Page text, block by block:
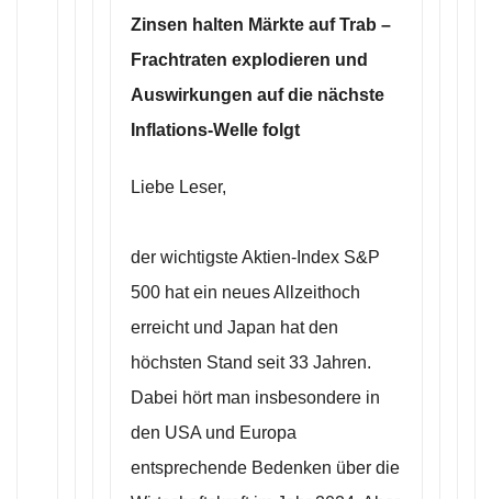
Zinsen halten Märkte auf Trab –
Frachtraten explodieren und
Auswirkungen auf die nächste
Inflations-Welle folgt
Liebe Leser,
der wichtigste Aktien-Index S&P
500 hat ein neues Allzeithoch
erreicht und Japan hat den
höchsten Stand seit 33 Jahren.
Dabei hört man insbesondere in
den USA und Europa
entsprechende Bedenken über die